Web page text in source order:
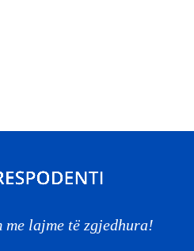
me lajme të zgjedhura!